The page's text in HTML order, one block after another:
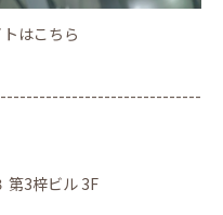
はこちら
第3梓ビル 3F